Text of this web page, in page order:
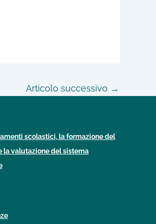
Articolo successivo →
scolastici, la formazione del
la valutazione del sistema